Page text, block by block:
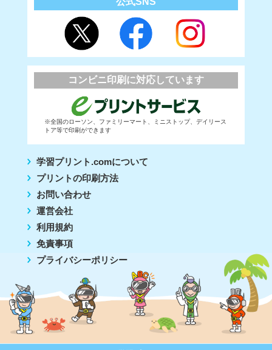
コンビニ印刷に対応しています
※全国のローソン、ファミリーマート、ミニストップ、デイリース
トア等で印刷ができます
学習プリント.comについて
プリントの印刷方法
お問い合わせ
運営会社
利用規約
免責事項
プライバシーポリシー